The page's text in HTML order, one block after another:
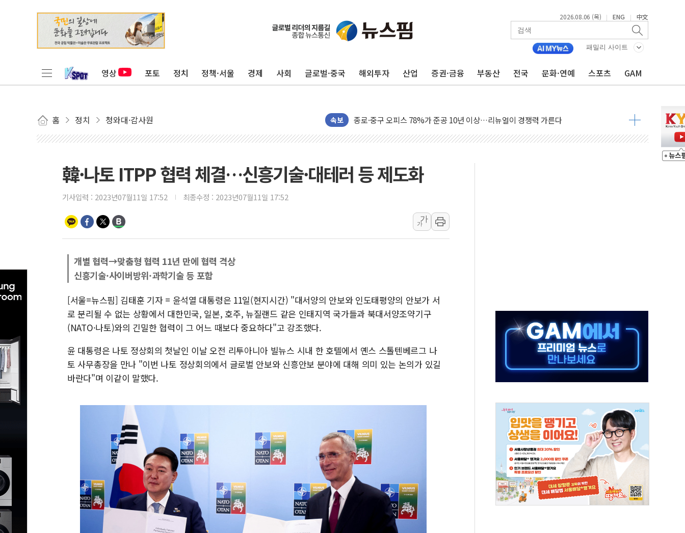
2026.08.06 (목) | ENG | 中文
패밀리 사이트
영상 포토 정치 정책·서울 경제 사회 글로벌·중국 해외투자 산업 증권·금융 부동산 전국 문화·연예 스포츠 GAM
홈 정치 청와대·감사원 속보
[코인 시황] 비트코인, ETF 자금 유입에도 박스권…美 암호화폐 법안 처리 여부도 변수
[르포] 39도 폭염 속 잠실 개표소 시위 '62일째'..."대부분 여기서 상주"
빚투·레버리지 줄었지만, 반도체 두 종목에 코스피 '휘청'
양주 가전제품 창고서 화재…차량 3대·건물 1동 전소
종로·중구 오피스 78%가 준공 10년 이상…리뉴얼이 경쟁력 가른다
법원, '관저 이전 봐주기 감사' 유병호 구속적부심 기각
우크라, 러 탄도미사일 공격에 속수무책… 패트리엇 미사일 지원, 작년의 3분의 1
"5.18은 북한 지령" 설교한 목사 불구속 송치
[내일날씨] 절기상 '입추'에 폭염 절정…서울 한낮 39도
제천 바이오밸리 공장 옥상서 불…30여분 만에 진화
개혁신당 "민주, '盧 수사' 악연으로 형사사법 틀 바꿔…국민 불안감 가중"
韓·나토 ITPP 협력 체결…신흥기술·대테러 등 제도화
기사입력 : 2023년07월11일 17:52 최종수정 : 2023년07월11일 17:52
가
가
개별 협력→맞춤형 협력 11년 만에 협력 격상
신흥기술·사이버방위·과학기술 등 포함
[서울=뉴스핌] 김태훈 기자 = 윤석열 대통령은 11일(현지시간) "대서양의 안보와 인도태평양의 안보가 서
로 분리될 수 없는 상황에서 대한민국, 일본, 호주, 뉴질랜드 같은 인태지역 국가들과 북대서양조약기구
(NATO·나토)와의 긴밀한 협력이 그 어느 때보다 중요하다"고 강조했다.
윤 대통령은 나토 정상회의 첫날인 이날 오전 리투아니아 빌뉴스 시내 한 호텔에서 옌스 스톨텐베르그 나
토 사무총장을 만나 "이번 나토 정상회의에서 글로벌 안보와 신흥안보 분야에 대해 의미 있는 논의가 있길
바란다"며 이같이 말했다.